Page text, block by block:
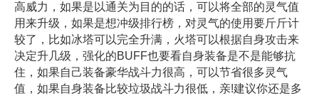
高威力，如果是以通关为目的的话，可以将全部的灵气值
用来升级，如果是想冲级排行榜，对灵气的使用要斤斤计
较了，比如冰塔可以完全升满，火塔可以根据自身攻击来
决定升几级，强化的BUFF也要看自身装备是不是能够抗
住，如果自己装备豪华战斗力很高，可以节省很多灵气
值，如果自身装备比较垃圾战斗力很低，亲!建议你还是多